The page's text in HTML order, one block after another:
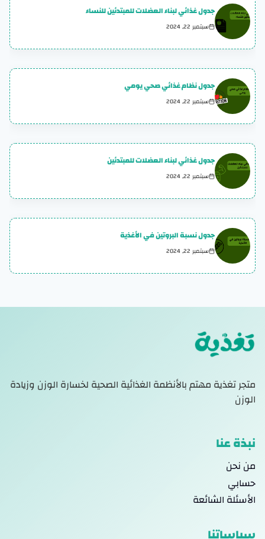
جدول غذائي لبناء العضلات للمبتدئين للنساء
سبتمبر 22, 2024
جدول نظام غذائي صحي يومي
سبتمبر 22, 2024
جدول غذائي لبناء العضلات للمبتدئين
سبتمبر 22, 2024
جدول نسبة البروتين في الأغذية
سبتمبر 22, 2024
متجر تغذية مهتم بالأنظمة الغذائية الصحية لخسارة الوزن وزيادة
الوزن
نبذة عنا
من نحن
حسابي
الأسئلة الشائعة